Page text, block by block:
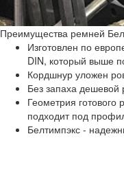
Преимущества ремней
Изготовлен по
DIN, который выше
Кордшнур уложен
Без запаха дешевой
Геометрия
подходит под
Белтимпэкс -